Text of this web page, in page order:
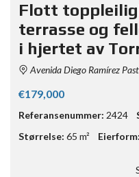
Flott
terrasse og
i hjertet av
Avenida Diego Ramírez
€179,000
Referansenummer: 2424
Størrelse: 65 m² Eierform: